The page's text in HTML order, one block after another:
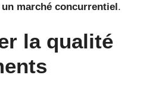
marché concurrentiel.
la qualité